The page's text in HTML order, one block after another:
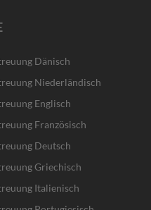
Dänisch
Niederländisch
Englisch
Französisch
Deutsch
Griechisch
Italienisch